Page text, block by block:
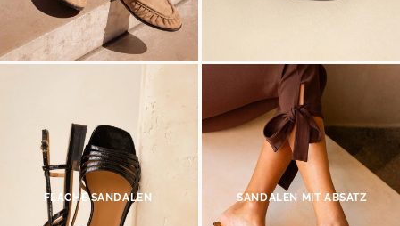
FLACHE SANDALEN SANDALEN MIT ABSATZ
% GESCHENKT*
auf Ihre erste Bestellung,
wenn Sie den Newsletter abonnieren
(*) Ausgenommen sind reduzierte Produkte.
Nur gültig im aktuellen Lieferland (
Deutschland